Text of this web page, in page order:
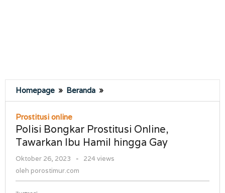
Homepage » Beranda »
Bongkar
Online,
Tawarkan
Ibu
Hamil
Gay
Prostitusi online
Polisi Bongkar Prostitusi Online,
Tawarkan Ibu Hamil hingga Gay
Oktober 26, 2023
oleh
-
224 views
oleh porostimur.com